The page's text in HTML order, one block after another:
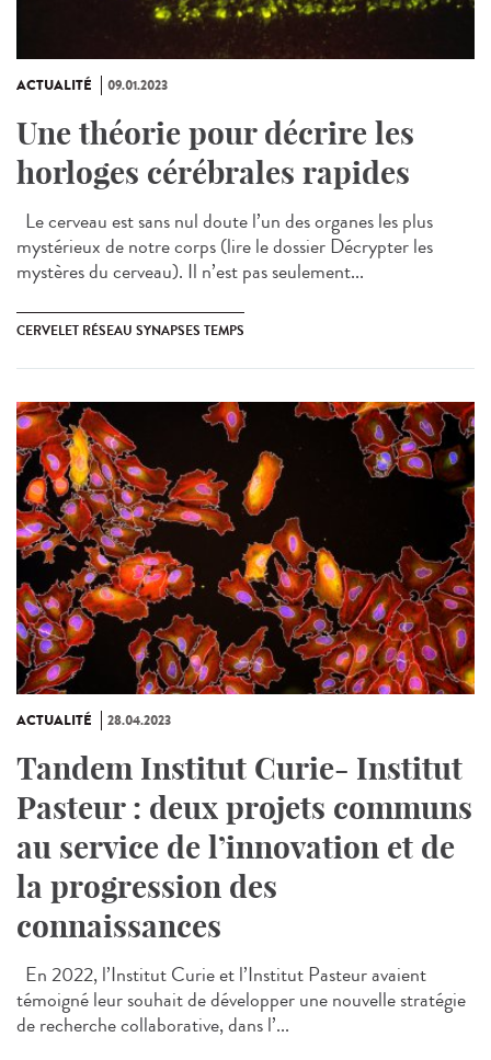
ACTUALITÉ 09.01.2023
Une théorie pour décrire les
horloges cérébrales rapides
Le cerveau est sans nul doute l’un des organes les plus
mystérieux de notre corps (lire le dossier Décrypter les
mystères du cerveau). Il n’est pas seulement...
CERVELET RÉSEAU SYNAPSES TEMPS
ACTUALITÉ 28.04.2023
Tandem Institut Curie- Institut
Pasteur : deux projets communs
au service de l’innovation et de
la progression des
connaissances
En 2022, l’Institut Curie et l’Institut Pasteur avaient
témoigné leur souhait de développer une nouvelle stratégie
de recherche collaborative, dans l’...